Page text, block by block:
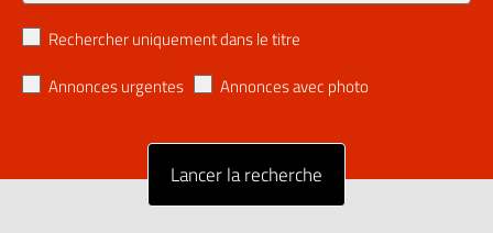
Rechercher uniquement dans le titre
Annonces urgentes
Annonces avec photo